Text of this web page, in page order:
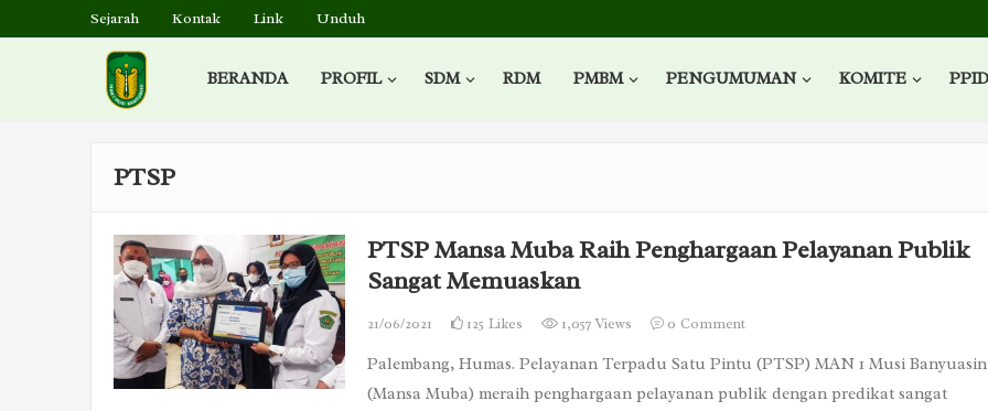
Sejarah Kontak Link Unduh
BERANDA PROFIL SDM RDM PMBM PENGUMUMAN KOMITE PPID
PTSP
PTSP Mansa Muba Raih Penghargaan Pelayanan Publik
Sangat Memuaskan
21/06/2021 125 Likes 1,057 Views 0 Comment
Palembang, Humas. Pelayanan Terpadu Satu Pintu (PTSP) MAN 1 Musi Banyuasin
(Mansa Muba) meraih penghargaan pelayanan publik dengan predikat sangat